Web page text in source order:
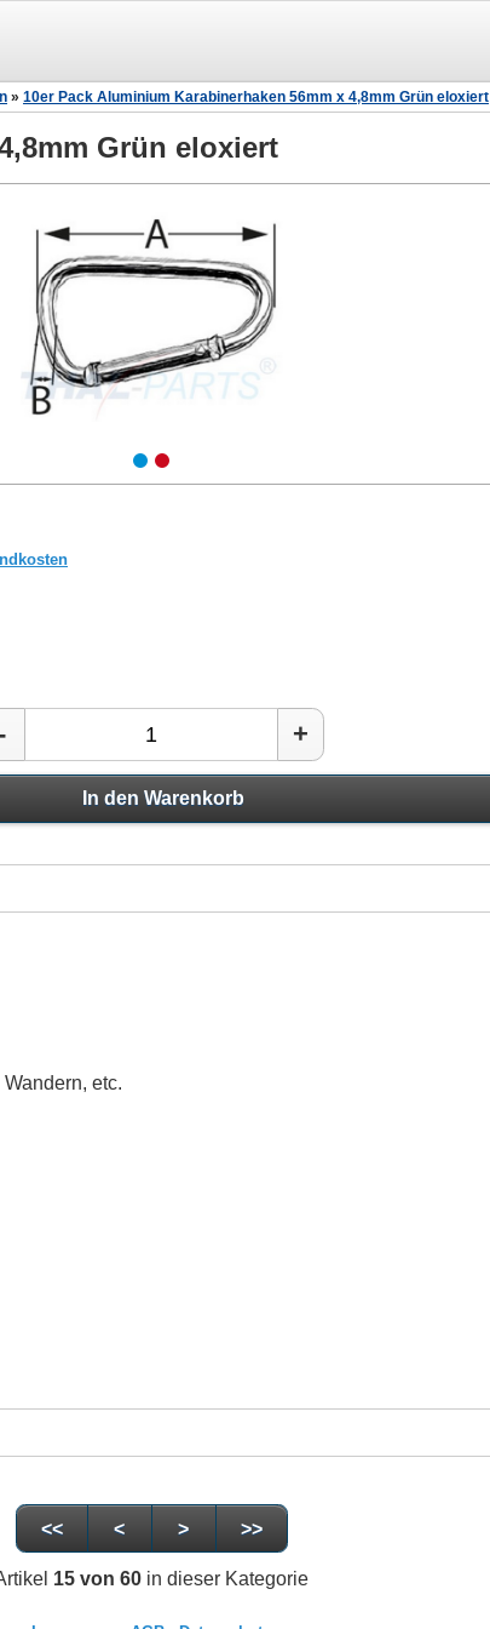
» 10er Pack Aluminium Karabinerhaken 56mm x 4,8mm Grün eloxiert
Grün eloxiert
+
In den Warenkorb
etc.
<< < > >>
15 von 60 in dieser Kategorie